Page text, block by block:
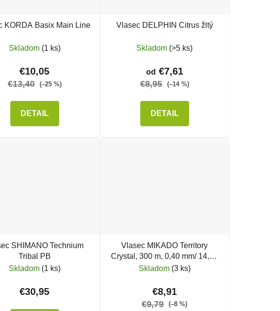
KORDA Basix Main Line
Skladom (1 ks)
€10,05
€13,40 (–25 %)
DETAIL
Vlasec DELPHIN Citrus žltý
Skladom (>5 ks)
od €7,61
€8,95 (–14 %)
DETAIL
SHIMANO Technium
Tribal PB
Skladom (1 ks)
€30,95
Vlasec MIKADO Territory
Crystal, 300 m, 0,40 mm/ 14,50
kg
Skladom (3 ks)
€8,91
€9,79 (–8 %)